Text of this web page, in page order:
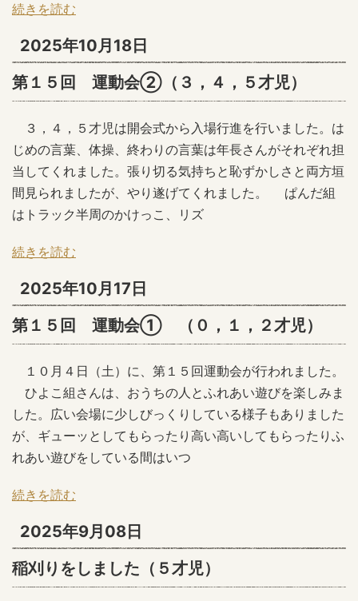
続きを読む
2025年10月18日
第１５回 運動会②（３，４，５才児）
３，４，５才児は開会式から入場行進を行いました。は
じめの言葉、体操、終わりの言葉は年長さんがそれぞれ担
当してくれました。張り切る気持ちと恥ずかしさと両方垣
間見られましたが、やり遂げてくれました。 ぱんだ組
はトラック半周のかけっこ、リズ
続きを読む
2025年10月17日
第１５回 運動会① （０，１，２才児）
１０月４日（土）に、第１５回運動会が行われました。
ひよこ組さんは、おうちの人とふれあい遊びを楽しみま
した。広い会場に少しびっくりしている様子もありました
が、ギューッとしてもらったり高い高いしてもらったりふ
れあい遊びをしている間はいつ
続きを読む
2025年9月08日
稲刈りをしました（５才児）